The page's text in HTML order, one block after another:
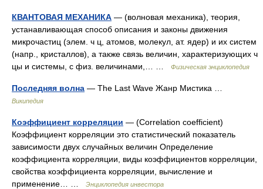
КВАНТОВАЯ МЕХАНИКА — (волновая механика), теория,
устанавливающая способ описания и законы движения
микрочастиц (элем. ч ц, атомов, молекул, ат. ядер) и их систем
(напр., кристаллов), а также связь величин, характеризующих ч
цы и системы, с физ. величинами,… …
Физическая энциклопедия
Последняя волна — The Last Wave Жанр Мистика …
Википедия
Коэффициент корреляции — (Correlation coefficient)
Коэффициент корреляции это статистический показатель
зависимости двух случайных величин Определение
коэффициента корреляции, виды коэффициентов корреляции,
свойства коэффициента корреляции, вычисление и
применение… …
Энциклопедия инвестора